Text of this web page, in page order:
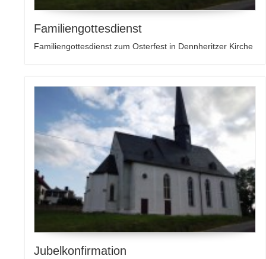
Familiengottesdienst
Familiengottesdienst zum Osterfest in Dennheritzer Kirche
Jubelkonfirmation